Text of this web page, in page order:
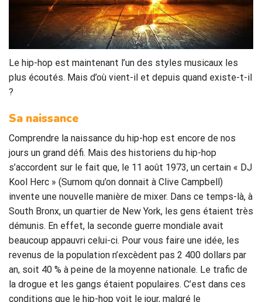
Le hip-hop est maintenant l’un des styles musicaux les
plus écoutés. Mais d’où vient-il et depuis quand existe-t-il
?
Sa naissance
Comprendre la naissance du hip-hop est encore de nos
jours un grand défi. Mais des historiens du hip-hop
s’accordent sur le fait que, le 11 août 1973, un certain « DJ
Kool Herc » (Surnom qu’on donnait à Clive Campbell)
invente une nouvelle manière de mixer. Dans ce temps-là, à
South Bronx, un quartier de New York, les gens étaient très
démunis. En effet, la seconde guerre mondiale avait
beaucoup appauvri celui-ci. Pour vous faire une idée, les
revenus de la population n’excèdent pas 2 400 dollars par
an, soit 40 % à peine de la moyenne nationale. Le trafic de
la drogue et les gangs étaient populaires. C’est dans ces
conditions que le hip-hop voit le jour, malgré le